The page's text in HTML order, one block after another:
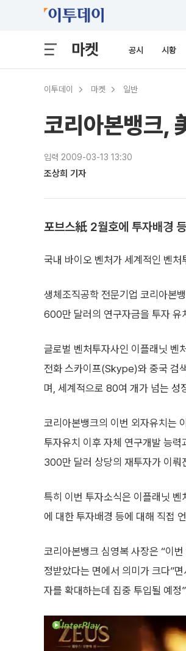
마켓 공시 시황
이투데이 마켓 일반
코리아본뱅크,
입력 2009-03-13 13:30
조상희 기자
포브스紙 2월호에 투자배경
국내 바이오 벤처가 세계적인 벤
생체조직공학 전문기업 코리아본
600만 달러의 연구자금을 투자 유
글로벌 벤처투자사인 이플래닛 벤
전화 스카이프(Skype)와 중국 검
며, 세계적으로 80여 개가 넘는 성
코리아본뱅크의 이번 외자유치는
투자유치 이후 자체 연구개발 능
300만 달러 상당의 재투자가 이뤄
특히 이번 투자소식은 이플래닛
에 대한 투자배경 등에 대해 직접
코리아본뱅크 심영복 사장은 “이
정받았다는 면에서 의미가 크다”
자를 확대하는데 집중 투입될 예정